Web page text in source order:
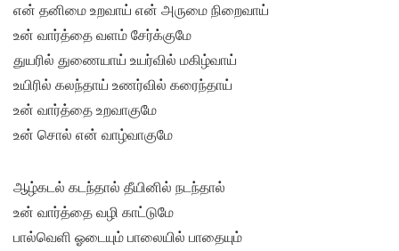
என் தனிமை உறவாய் என் அருமை நிறைவாய்
உன் வார்த்தை வளம் சேர்க்குமே
துயரில் துணையாய் உயர்வில் மகிழ்வாய்
உயிரில் கலந்தாய் உணர்வில் கரைந்தாய்
உன் வார்த்தை உறவாகுமே
உன் சொல் என் வாழ்வாகுமே
ஆழ்கடல் கடந்தால் தீயினில் நடந்தால்
உன் வார்த்தை வழி காட்டுமே
பால்வெளி ஓடையும் பாலையில் பாதையும்